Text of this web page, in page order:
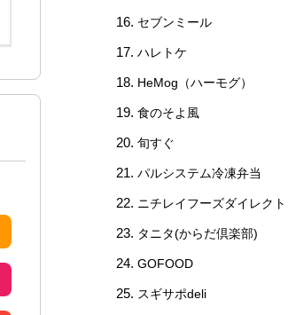
セブンミール
ハレトケ
HeMog（ハーモグ）
食のそよ風
旬すぐ
パルシステム冷凍弁当
ニチレイフーズダイレクト
タニタ(からだ倶楽部)
GOFOOD
スギサポdeli